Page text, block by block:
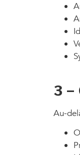
3
Au-